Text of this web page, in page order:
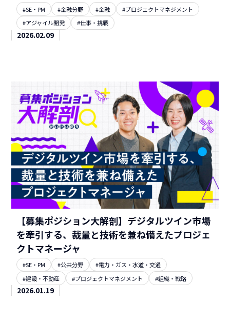
#SE・PM #金融分野 #金融
#プロジェクトマネジメント
#アジャイル開発
#仕事・挑戦
2026.02.09
【募集ポジション大解剖】デジタルツイン市場
を牽引する、裁量と技術を兼ね備えたプロジェ
クトマネージャ
#SE・PM #公共分野
#電力・ガス・水道・交通
#建設・不動産
#プロジェクトマネジメント #組織・戦略
2026.01.19